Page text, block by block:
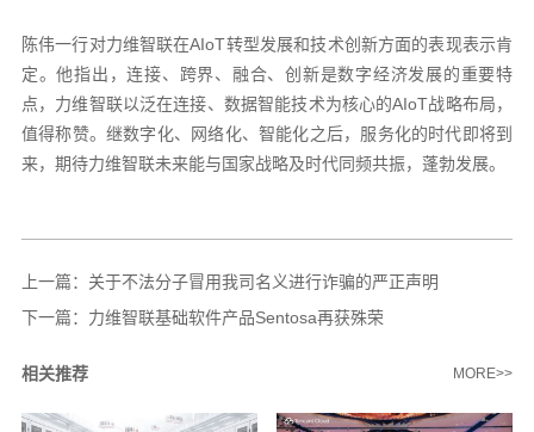
陈伟一行对力维智联在AIoT转型发展和技术创新方面的表现表示肯
定。他指出，连接、跨界、融合、创新是数字经济发展的重要特
点，力维智联以泛在连接、数据智能技术为核心的AIoT战略布局，
值得称赞。继数字化、网络化、智能化之后，服务化的时代即将到
来，期待力维智联未来能与国家战略及时代同频共振，蓬勃发展。
上一篇： 关于不法分子冒用我司名义进行诈骗的严正声明
下一篇： 力维智联基础软件产品Sentosa再获殊荣
相关推荐 MORE>>